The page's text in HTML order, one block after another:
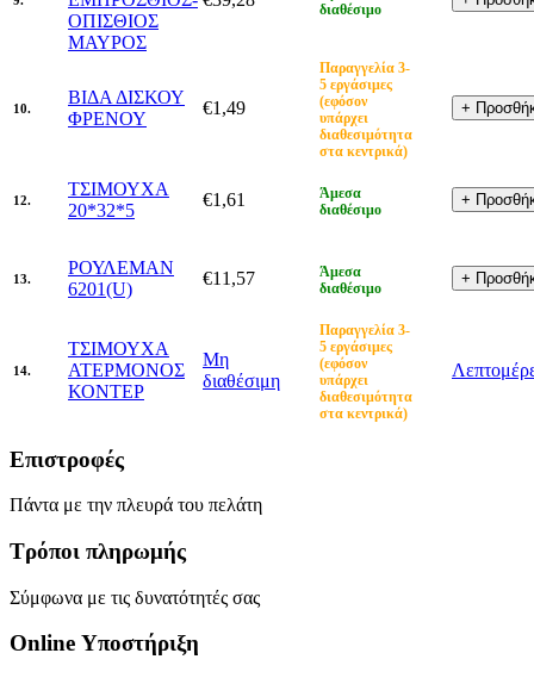
ΟΠΙΣΘΙΟΣ
ΜΑΥΡΟΣ
διαθέσιμο
10.
ΒΙΔΑ ΔΙΣΚΟΥ
ΦΡΕΝΟΥ
€1,49
Παραγγελία 3-
5 εργάσιμες
(εφόσον
υπάρχει
διαθεσιμότητα
στα κεντρικά)
12.
ΤΣΙΜΟΥΧΑ
20*32*5
€1,61
Άμεσα
διαθέσιμο
13.
ΡΟΥΛΕΜΑΝ
6201(U)
€11,57
Άμεσα
διαθέσιμο
14.
ΤΣΙΜΟΥΧΑ
ΑΤΕΡΜΟΝΟΣ
ΚΟΝΤΕΡ
Μη
διαθέσιμη
Παραγγελία 3-
5 εργάσιμες
(εφόσον
υπάρχει
διαθεσιμότητα
στα κεντρικά)
Επιστροφές
Πάντα με την πλευρά του πελάτη
Τρόποι πληρωμής
Σύμφωνα με τις δυνατότητές σας
Online Υποστήριξη